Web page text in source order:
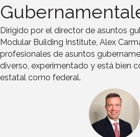
Dirigido por el director de asuntos
Modular Building Institute, Alex
profesionales de asuntos
diverso, experimentado y está bien
estatal como federal.